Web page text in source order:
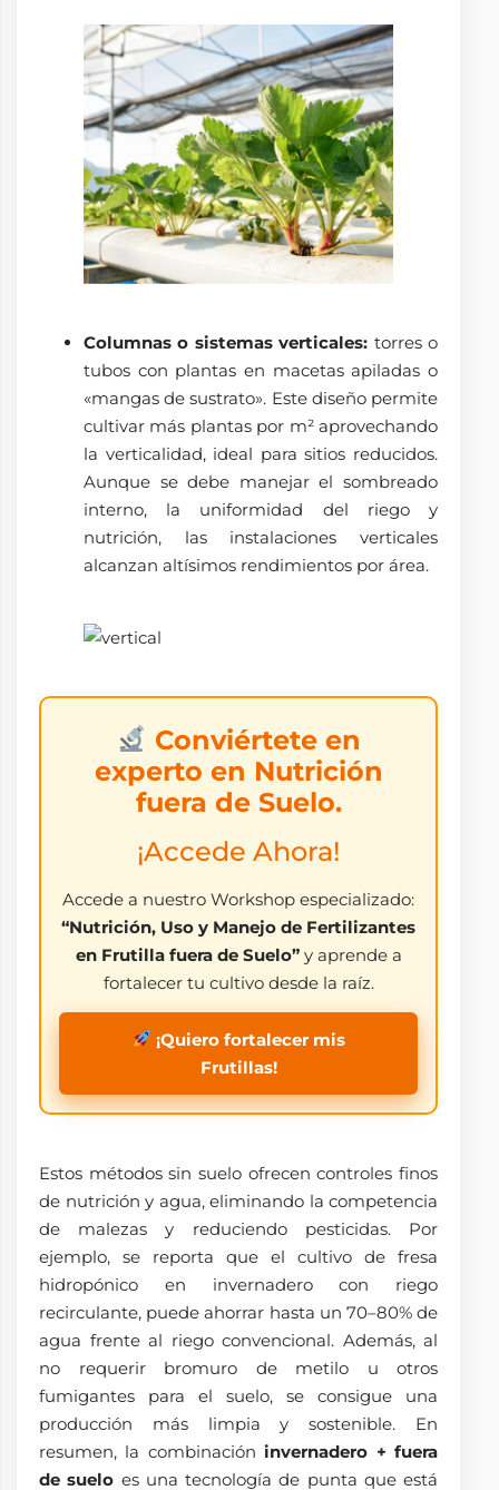
Columnas o sistemas verticales: torres o
tubos con plantas en macetas apiladas o
«mangas de sustrato». Este diseño permite
cultivar más plantas por m² aprovechando
la verticalidad, ideal para sitios reducidos.
Aunque se debe manejar el sombreado
interno, la uniformidad del riego y
nutrición, las instalaciones verticales
alcanzan altísimos rendimientos por área.
Conviértete en
experto en Nutrición
fuera de Suelo.
¡Accede Ahora!
Accede a nuestro Workshop especializado:
“Nutrición, Uso y Manejo de Fertilizantes
en Frutilla fuera de Suelo”y aprende a
fortalecer tu cultivo desde la raíz.
¡Quiero fortalecer mis
Frutillas!
Estos métodos sin suelo ofrecen controles finos
de nutrición y agua, eliminando la competencia
de malezas y reduciendo pesticidas. Por
ejemplo, se reporta que el cultivo de fresa
hidropónico en invernadero con riego
recirculante, puede ahorrar hasta un 70–80% de
agua frente al riego convencional. Además, al
no requerir bromuro de metilo u otros
fumigantes para el suelo, se consigue una
producción más limpia y sostenible. En
resumen, la combinacióninvernadero + fuera
de suelo es una tecnología de punta que está